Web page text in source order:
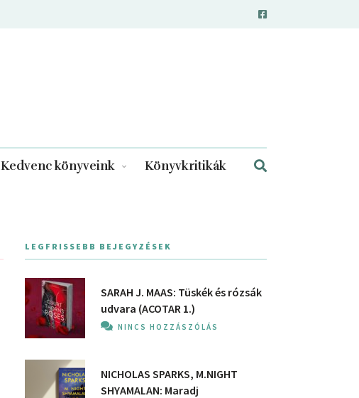
Kedvenc könyveink Könyvkritikák
LEGFRISSEBB BEJEGYZÉSEK
SARAH J. MAAS: Tüskék és rózsák
udvara (ACOTAR 1.)
NINCS HOZZÁSZÓLÁS
NICHOLAS SPARKS, M.NIGHT
SHYAMALAN: Maradj